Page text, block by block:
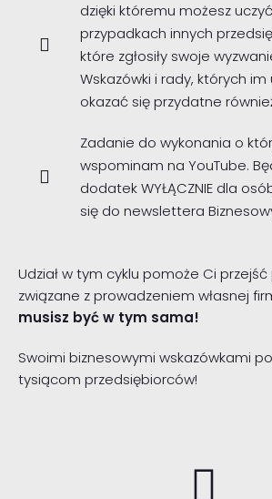
dzięki któremu możesz
przypadkach innych
które zgłosiły swoje
Wskazówki i rady, których
okazać się przydatne
Zadanie do wykonania o
wspominam na YouTube.
dodatek WYŁĄCZNIE dla
się do newslettera
Udział w tym cyklu pomoże Ci
związane z prowadzeniem własnej
musisz być w tym sama!
Swoimi biznesowymi wskazówkami
tysiącom przedsiębiorców!